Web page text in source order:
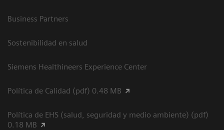
Business Partners
Sostenibilidad en salud
Siemens Healthineers Experience Center
Política de Calidad (pdf) 0.48 MB
Política de EHS (salud, seguridad y medio ambiente) (pdf)
0.18 MB